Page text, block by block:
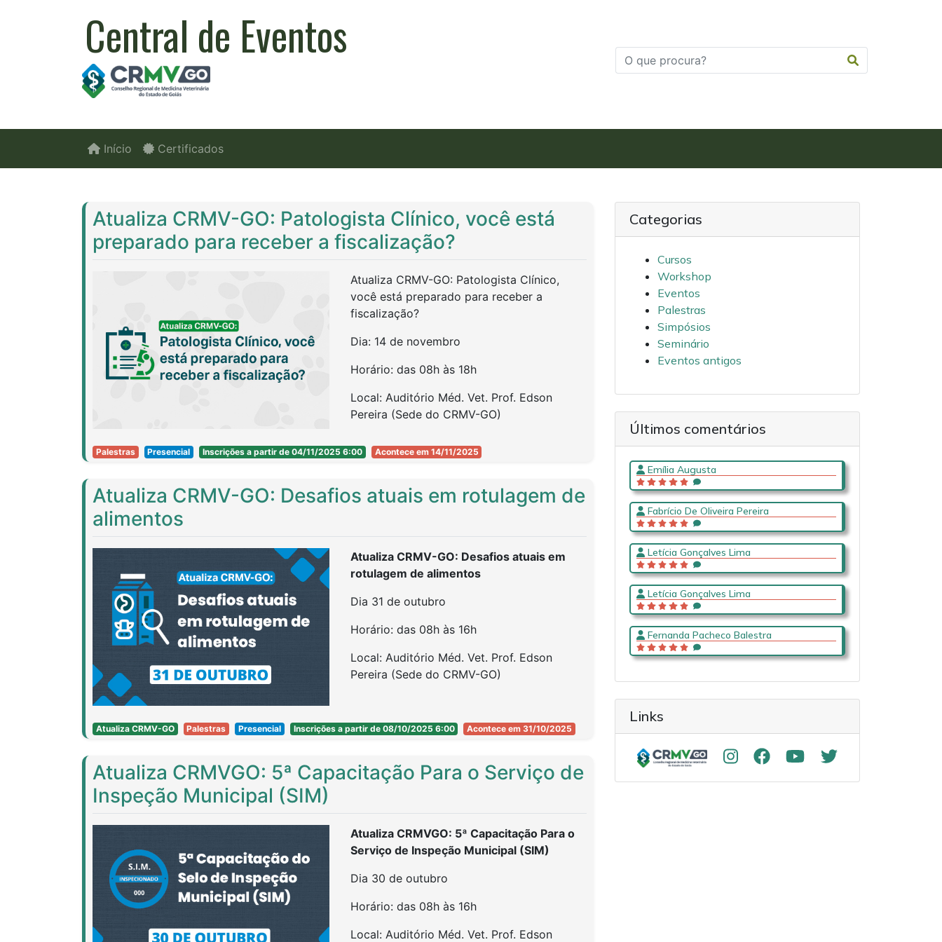
Central de Eventos
Início Certificados
Atualiza CRMV-GO: Patologista Clínico, você está
preparado para receber a fiscalização?
Atualiza CRMV-GO: Patologista Clínico,
você está preparado para receber a
fiscalização?
Dia: 14 de novembro
Horário: das 08h às 18h
Local: Auditório Méd. Vet. Prof. Edson
Pereira (Sede do CRMV-GO)
8h Abertura e boas vindas
8h30 Aspectos Regulatórios e
Fiscalização em Laboratórios Veterinários
Palestrante:Maria Heloisa Mesquita Carrijo
9h30 Debate Técnico: Expectativas da
Palestrante:Médica-Veterinária Luana
10h30 Coffee Break
Palestrante:Médica-Veterinária Raquel
Veterinários: Do Básico ao Avançado
Palestrante:Médica-Veterinária Luciana
Palestras Presencial Inscrições a partir de 04/11/2025 6:00 Acontece em 14/11/2025
Atualiza CRMV-GO: Desafios atuais em rotulagem de
alimentos
Atualiza CRMV-GO: Desafios atuais em
rotulagem de alimentos
Dia 31 de outubro
Horário: das 08h às 16h
Local: Auditório Méd. Vet. Prof. Edson
Pereira (Sede do CRMV-GO)
Evento organizado pela Comissão Estadual
CRMV-GO
08h Café da manhã e abertura
09h Rotulagem em alimentos no âmbito da
Atualiza CRMV-GO Palestras Presencial Inscrições a partir de 08/10/2025 6:00 Acontece em 31/10/2025
Atualiza CRMVGO: 5ª Capacitação Para o Serviço de
Inspeção Municipal (SIM)
Atualiza CRMVGO: 5ª Capacitação Para o
Serviço de Inspeção Municipal (SIM)
Dia 30 de outubro
Horário: das 08h às 16h
Local: Auditório Méd. Vet. Prof. Edson
Categorias
Cursos
Workshop
Eventos
Palestras
Simpósios
Seminário
Eventos antigos
Últimos comentários
Emília Augusta
Fabrício De Oliveira Pereira
Letícia Gonçalves Lima
Letícia Gonçalves Lima
Fernanda Pacheco Balestra
Links